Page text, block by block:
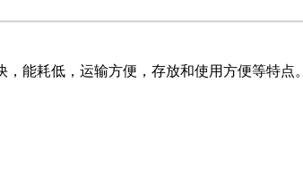
能耗低，运输方便，存放和使用方便等特点。